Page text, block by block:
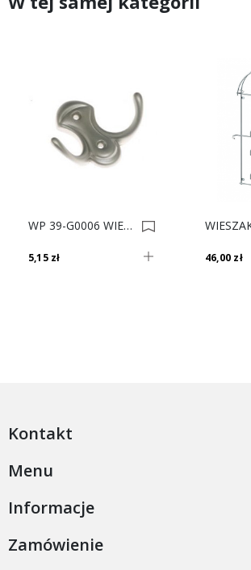
WP 39-G0006 WIESZAK MEBLOWY*** 0000843
5,15 zł 46,00 zł
Kontakt
Menu
Informacje
Zamówienie